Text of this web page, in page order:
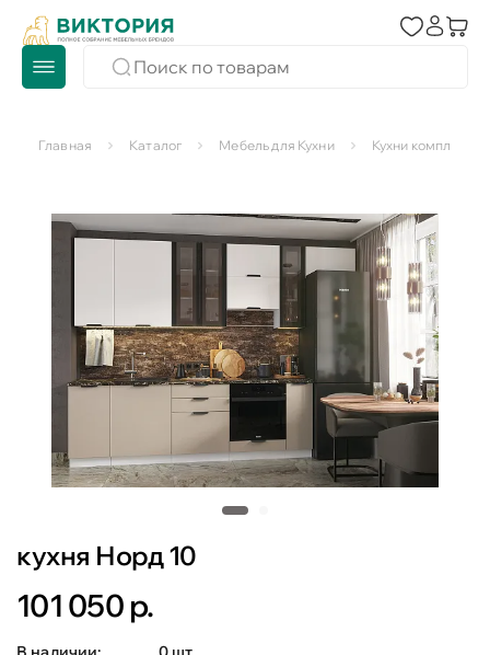
Главная Каталог Мебель для Кухни Кухни комплекты
кухня Норд 10
101 050 р.